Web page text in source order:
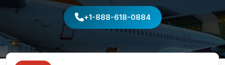
+1-888-618-0884